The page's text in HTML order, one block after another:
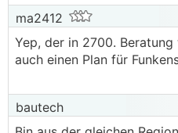
ma2412
Yep, der in 2700.
auch einen Plan für
bautech